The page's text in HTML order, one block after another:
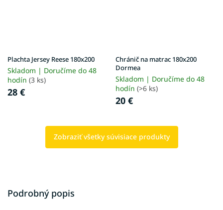
Plachta Jersey Reese 180x200
Skladom | Doručíme do 48
hodín (3 ks)
28 €
Chránič na matrac 180x200
Dormea
Skladom | Doručíme do 48
hodín (>6 ks)
20 €
Zobraziť všetky súvisiace produkty
Podrobný popis